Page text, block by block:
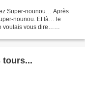
Super-nounou… Après
nounou. Et là… le
vous dire…